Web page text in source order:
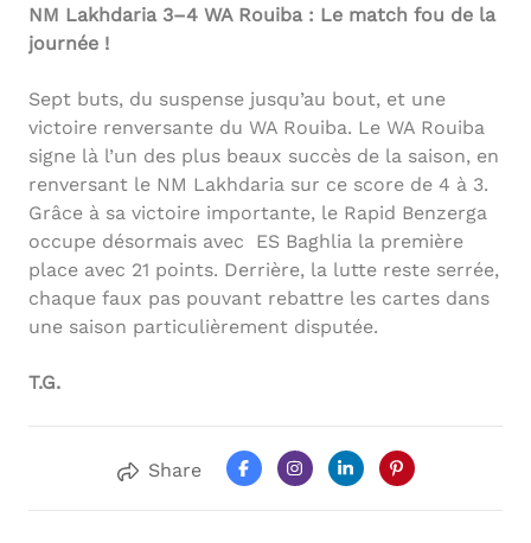
NM Lakhdaria 3–4 WA Rouiba : Le match fou de la
journée !
Sept buts, du suspense jusqu’au bout, et une
victoire renversante du WA Rouiba. Le WA Rouiba
signe là l’un des plus beaux succès de la saison, en
renversant le NM Lakhdaria sur ce score de 4 à 3.
Grâce à sa victoire importante, le Rapid Benzerga
occupe désormais avec ES Baghlia la première
place avec 21 points. Derrière, la lutte reste serrée,
chaque faux pas pouvant rebattre les cartes dans
une saison particulièrement disputée.
T.G.
Share